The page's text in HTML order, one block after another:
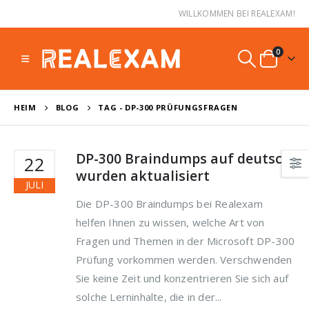
WILLKOMMEN BEI REALEXAM!
0
HEIM BLOG TAG - DP-300 PRÜFUNGSFRAGEN
22
JULI
DP-300 Braindumps auf deutsch
wurden aktualisiert
Die DP-300 Braindumps bei Realexam
helfen Ihnen zu wissen, welche Art von
Fragen und Themen in der Microsoft DP-300
Prüfung vorkommen werden. Verschwenden
Sie keine Zeit und konzentrieren Sie sich auf
solche Lerninhalte, die in der...